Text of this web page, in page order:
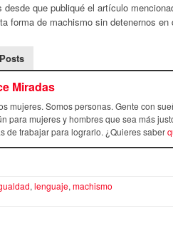
desde que publiqué el artículo
forma de machismo sin detenernos
Miradas
mujeres. Somos personas. Gente con
para mujeres y hombres que sea más
de trabajar para lograrlo. ¿Quieres saber
, lenguaje, machismo